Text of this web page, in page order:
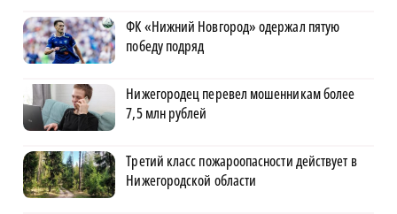
ФК «Нижний Новгород» одержал пятую
победу подряд
Нижегородец перевел мошенникам более
7,5 млн рублей
Третий класс пожароопасности действует в
Нижегородской области